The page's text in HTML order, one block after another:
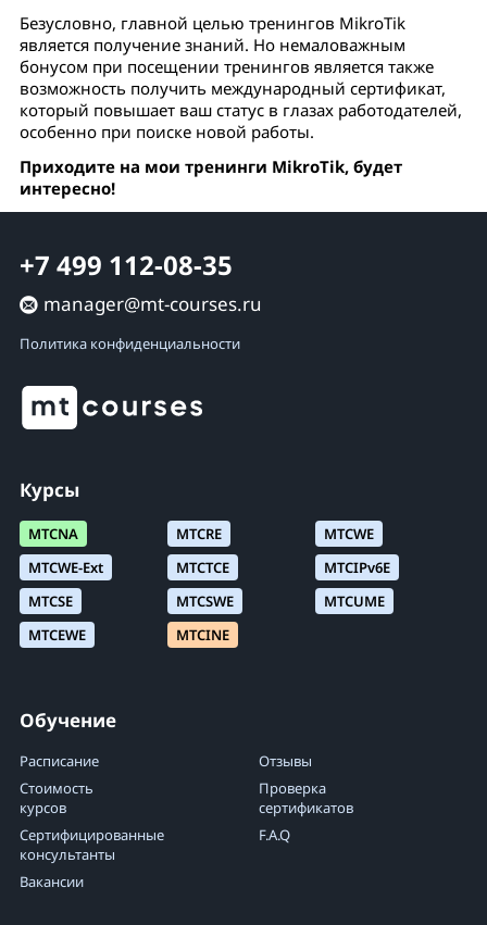
Безусловно, главной целью тренингов MikroTik
является получение знаний. Но немаловажным
бонусом при посещении тренингов является также
возможность получить международный сертификат,
который повышает ваш статус в глазах работодателей,
особенно при поиске новой работы.
Приходите на мои тренинги MikroTik, будет
интересно!
+7 499 112-08-35
manager@mt-courses.ru
Политика конфиденциальности
Курсы
MTCNA MTCRE
MTCWE
MTCWE-Ext
MTCTCE
MTCIPv6E
MTCSE
MTCSWE
MTCUME
MTCEWE
MTCINE
Обучение
Расписание
Отзывы
Стоимость
курсов
Проверка
сертификатов
Сертифицированные
консультанты
F.A.Q
Вакансии